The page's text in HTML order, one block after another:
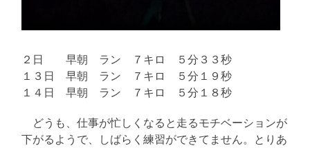
２日 早朝 ラン ７キロ ５分３３秒
１３日 早朝 ラン ７キロ ５分１９秒
１４日 早朝 ラン ７キロ ５分１８秒
どうも、仕事が忙しくなると走るモチベーションが
下がるようで、しばらく練習ができてません。とりあ